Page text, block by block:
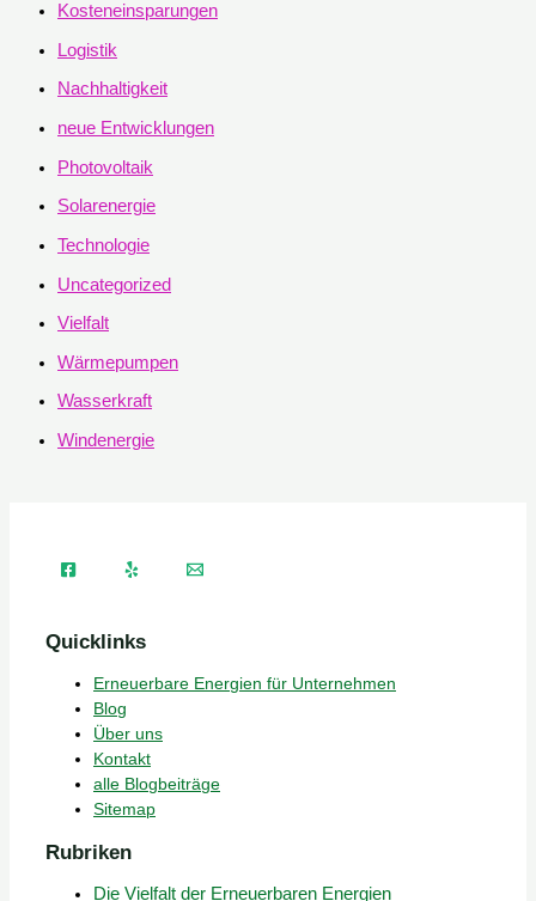
Kosteneinsparungen
Logistik
Nachhaltigkeit
neue Entwicklungen
Photovoltaik
Solarenergie
Technologie
Uncategorized
Vielfalt
Wärmepumpen
Wasserkraft
Windenergie
Quicklinks
Erneuerbare Energien für Unternehmen
Blog
Über uns
Kontakt
alle Blogbeiträge
Sitemap
Rubriken
Die Vielfalt der Erneuerbaren Energien